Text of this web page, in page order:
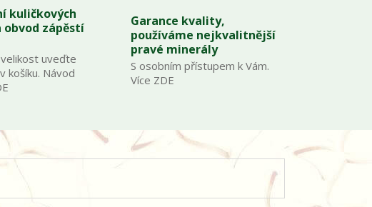
kuličkových
obvod zápěstí
uveďte
košíku. Návod
Garance kvality,
používáme nejkvalitnější
pravé minerály
S osobním přístupem k Vám.
Více ZDE